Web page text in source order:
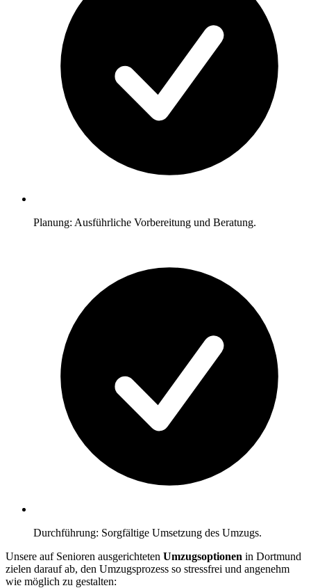
Planung: Ausführliche Vorbereitung und Beratung.
Durchführung: Sorgfältige Umsetzung des Umzugs.
Unsere auf Senioren ausgerichteten Umzugsoptionen in Dortmund
zielen darauf ab, den Umzugsprozess so stressfrei und angenehm
wie möglich zu gestalten: